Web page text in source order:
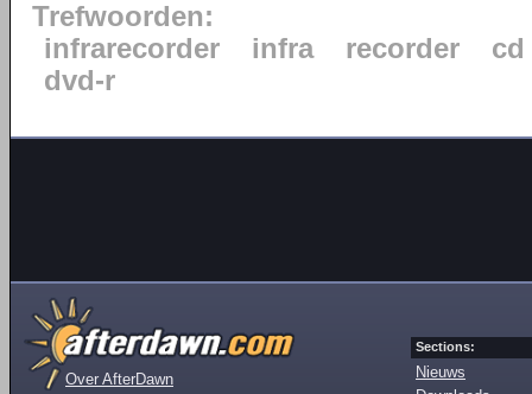
Trefwoorden:
infrarecorder
infra recorder
cd
dvd-r
Over AfterDawn
Sections:
Nieuws